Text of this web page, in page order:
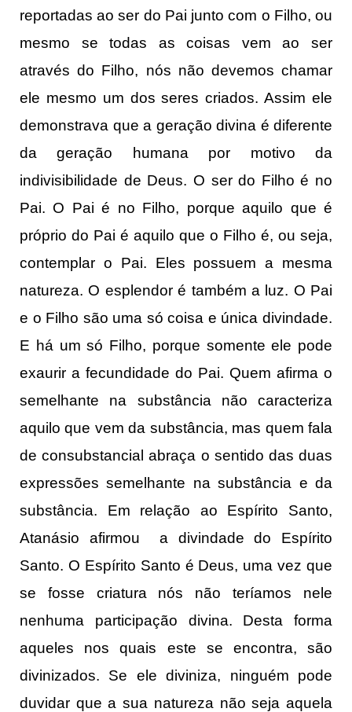
reportadas ao ser do Pai junto com o Filho, ou
mesmo se todas as coisas vem ao ser
através do Filho, nós não devemos chamar
ele mesmo um dos seres criados. Assim ele
demonstrava que a geração divina é diferente
da geração humana por motivo da
indivisibilidade de Deus. O ser do Filho é no
Pai. O Pai é no Filho, porque aquilo que é
próprio do Pai é aquilo que o Filho é, ou seja,
contemplar o Pai. Eles possuem a mesma
natureza. O esplendor é também a luz. O Pai
e o Filho são uma só coisa e única divindade.
E há um só Filho, porque somente ele pode
exaurir a fecundidade do Pai. Quem afirma o
semelhante na substância não caracteriza
aquilo que vem da substância, mas quem fala
de consubstancial abraça o sentido das duas
expressões semelhante na substância e da
substância. Em relação ao Espírito Santo,
Atanásio afirmou a divindade do Espírito
Santo. O Espírito Santo é Deus, uma vez que
se fosse criatura nós não teríamos nele
nenhuma participação divina. Desta forma
aqueles nos quais este se encontra, são
divinizados. Se ele diviniza, ninguém pode
duvidar que a sua natureza não seja aquela